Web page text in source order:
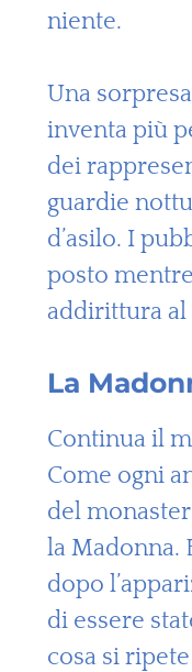
niente.
Una
inventa più
dei
guardie
d’asilo. I
posto
addirittura al
La
Continua il
Come ogni
del
la Madonna.
dopo
di essere
cosa si